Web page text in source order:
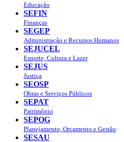
Educação
SEFIN
Finanças
SEGEP
Administração e Recursos Humanos
SEJUCEL
Esporte, Cultura e Lazer
SEJUS
Justiça
SEOSP
Obras e Serviços Públicos
SEPAT
Patrimônio
SEPOG
Planejamento, Orçamento e Gestão
SESAU